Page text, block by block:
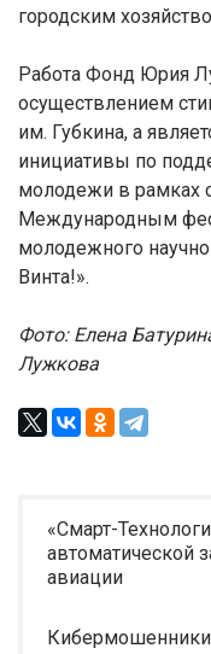
городским
Работа Фонд Юрия
осуществлением
им. Губкина, а
инициативы по
молодежи в рамках
Международным
молодежного
Винта!».
Фото: Елена
Лужкова
«Смарт-
автоматической
авиации
Кибермошенники